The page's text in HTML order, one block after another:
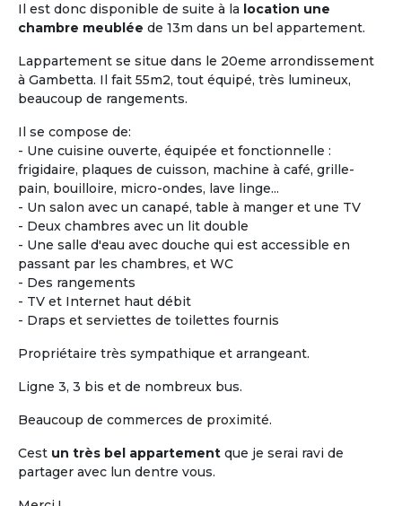
Il est donc disponible de suite à la location une
chambre meublée de 13m dans un bel appartement.
Lappartement se situe dans le 20eme arrondissement
à Gambetta. Il fait 55m2, tout équipé, très lumineux,
beaucoup de rangements.
Il se compose de:
- Une cuisine ouverte, équipée et fonctionnelle :
frigidaire, plaques de cuisson, machine à café, grille-
pain, bouilloire, micro-ondes, lave linge...
- Un salon avec un canapé, table à manger et une TV
- Deux chambres avec un lit double
- Une salle d'eau avec douche qui est accessible en
passant par les chambres, et WC
- Des rangements
- TV et Internet haut débit
- Draps et serviettes de toilettes fournis
Propriétaire très sympathique et arrangeant.
Ligne 3, 3 bis et de nombreux bus.
Beaucoup de commerces de proximité.
Cest un très bel appartement que je serai ravi de
partager avec lun dentre vous.
Vous êtes propriétaire d'un logement seniors ou
gestionnaire d’une Maison Partagée existante ou
Proposer une
Vivre ensemble dans un